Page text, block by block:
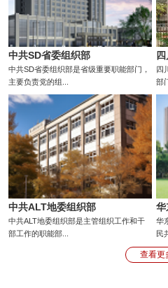
中共SD省委组织部
中共SD省委组织部是省级重要职能部门，
主要负责党的组...
四
部
中共ALT地委组织部
中共ALT地委组织部是主管组织工作和干
部工作的职能部...
华
华
民
查看更